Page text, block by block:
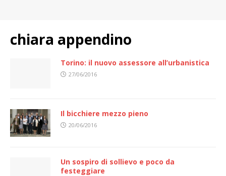
chiara appendino
Torino: il nuovo assessore all’urbanistica
27/06/2016
Il bicchiere mezzo pieno
20/06/2016
Un sospiro di sollievo e poco da
festeggiare